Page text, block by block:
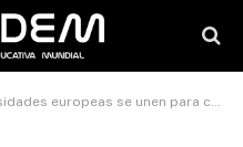
europeas se unen para competir a nivel mundial